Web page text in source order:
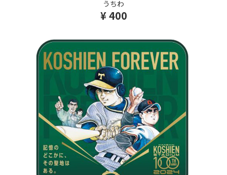
うちわ
¥ 400